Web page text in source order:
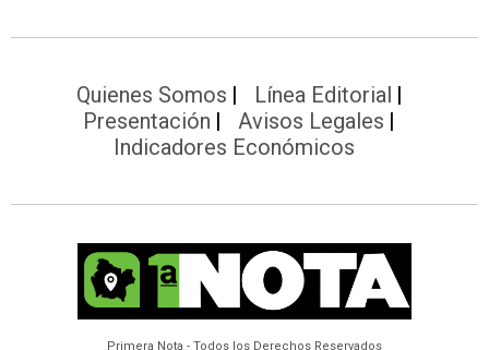
Quienes Somos
Línea Editorial
Presentación
Avisos Legales
Indicadores Económicos
Primera Nota - Todos los Derechos Reservados